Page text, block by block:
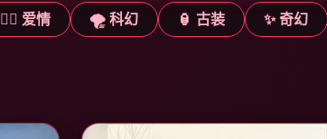
❤️‍🔥 爱情 🌪️ 科幻 🏮 古装 ✨ 奇幻